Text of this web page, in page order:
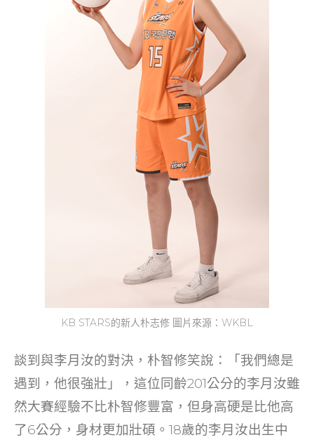
KB STARS的新人朴志修 圖片來源：WKBL
談到與李月汝的對決，朴智修笑說：「我們總是
遇到，他很強壯」，這位同齡201公分的李月汝雖
然大賽經驗不比朴智修豐富，但身高硬是比他高
了6公分，身材更加壯碩。18歲的李月汝出生中